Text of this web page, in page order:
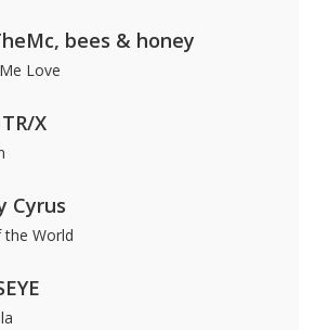
bees & honey
Love
X
Cyrus
the World